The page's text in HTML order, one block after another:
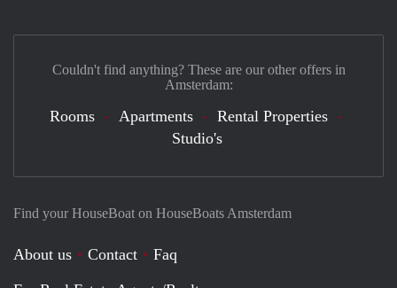
Find your HouseBoat on HouseBoats Amsterdam
About us Contact
Faq
Couldn't find anything? These are our other offers in
Amsterdam:
Rooms Apartments
Rental Properties
Studio's